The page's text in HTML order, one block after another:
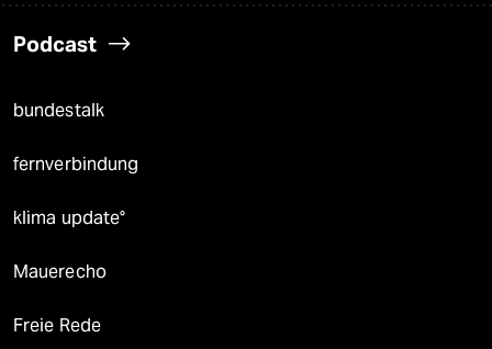
Podcast
bundestalk
fernverbindung
klima update°
Mauerecho
Freie Rede